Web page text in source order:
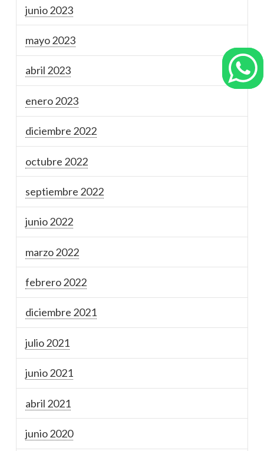
junio 2023
mayo 2023
abril 2023
enero 2023
diciembre 2022
octubre 2022
septiembre 2022
junio 2022
marzo 2022
febrero 2022
diciembre 2021
julio 2021
junio 2021
abril 2021
junio 2020